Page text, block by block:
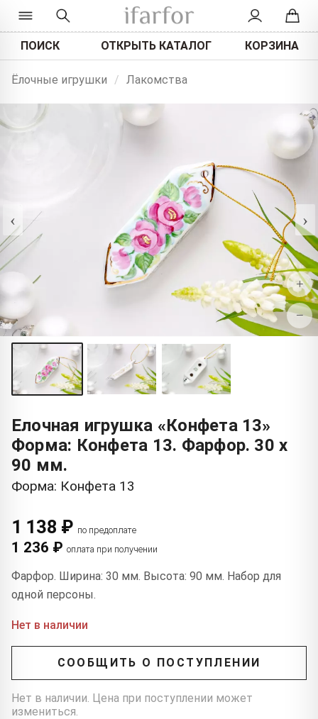
ПОИСК ОТКРЫТЬ КАТАЛОГ КОРЗИНА
Ёлочные игрушки / Лакомства
‹ ›
+
−
Елочная игрушка «Конфета 13»
Форма: Конфета 13. Фарфор. 30 x
90 мм.
Форма: Конфета 13
1 138 ₽ по предоплате
1 236 ₽ оплата при получении
Фарфор. Ширина: 30 мм. Высота: 90 мм. Набор для
одной персоны.
Нет в наличии
СООБЩИТЬ О ПОСТУПЛЕНИИ
Нет в наличии. Цена при поступлении может
измениться.